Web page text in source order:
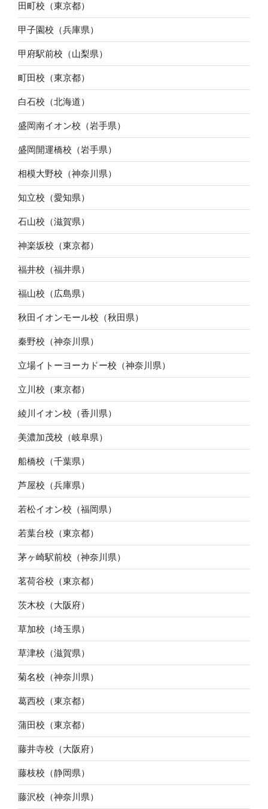
田町校（東京都）
甲子園校（兵庫県）
甲府駅前校（山梨県）
町田校（東京都）
白石校（北海道）
盛岡南イオン校（岩手県）
盛岡開運橋校（岩手県）
相模大野校（神奈川県）
知立校（愛知県）
石山校（滋賀県）
神楽坂校（東京都）
福井校（福井県）
福山校（広島県）
秋田イオンモール校（秋田県）
秦野校（神奈川県）
立場イトーヨーカドー校（神奈川県）
立川校（東京都）
綾川イオン校（香川県）
美濃加茂校（岐阜県）
船橋校（千葉県）
芦屋校（兵庫県）
若松イオン校（福岡県）
若葉台校（東京都）
茅ヶ崎駅前校（神奈川県）
茗荷谷校（東京都）
茨木校（大阪府）
草加校（埼玉県）
草津校（滋賀県）
菊名校（神奈川県）
葛西校（東京都）
蒲田校（東京都）
藤井寺校（大阪府）
藤枝校（静岡県）
藤沢校（神奈川県）